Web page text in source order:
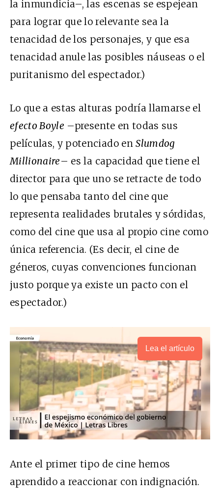
la inmundicia–, las escenas se espejean
para lograr que lo relevante sea la
tenacidad de los personajes, y que esa
tenacidad anule las posibles náuseas o el
puritanismo del espectador.)
Lo que a estas alturas podría llamarse el
efecto Boyle –presente en todas sus
películas, y potenciado enSlumdog
Millionaire– es la capacidad que tiene el
director para que uno se retracte de todo
lo que pensaba tanto del cine que
representa realidades brutales y sórdidas,
como del cine que usa al propio cine como
única referencia. (Es decir, el cine de
géneros, cuyas convenciones funcionan
justo porque ya existe un pacto con el
espectador.)
Lea el artículo
Ante el primer tipo de cine hemos
aprendido a reaccionar con indignación.